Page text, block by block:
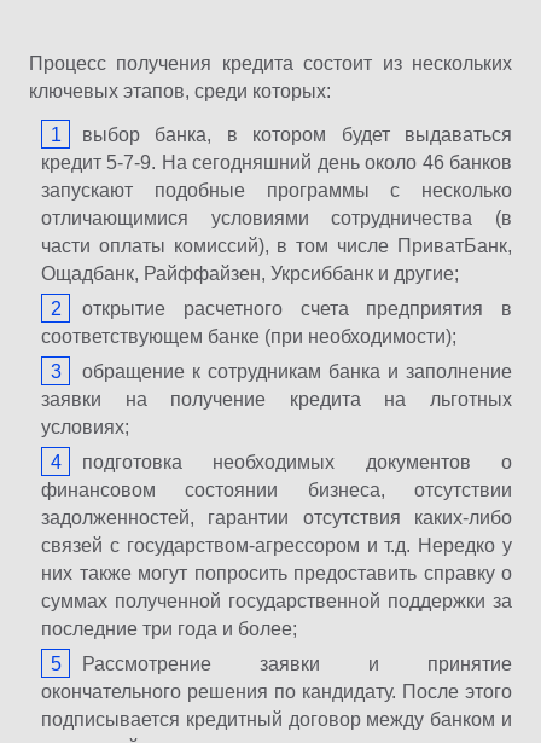
Процесс получения кредита состоит из нескольких
ключевых этапов, среди которых:
выбор банка, в котором будет выдаваться
кредит 5-7-9. На сегодняшний день около 46 банков
запускают подобные программы с несколько
отличающимися условиями сотрудничества (в
части оплаты комиссий), в том числе ПриватБанк,
Ощадбанк, Райффайзен, Укрсиббанк и другие;
открытие расчетного счета предприятия в
соответствующем банке (при необходимости);
обращение к сотрудникам банка и заполнение
заявки на получение кредита на льготных
условиях;
подготовка необходимых документов о
финансовом состоянии бизнеса, отсутствии
задолженностей, гарантии отсутствия каких-либо
связей с государством-агрессором и т.д. Нередко у
них также могут попросить предоставить справку о
суммах полученной государственной поддержки за
последние три года и более;
Рассмотрение заявки и принятие
окончательного решения по кандидату. После этого
подписывается кредитный договор между банком и